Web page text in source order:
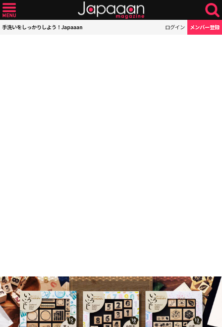
手洗いをしっかりしよう！Japaaan ログイン メンバー登録